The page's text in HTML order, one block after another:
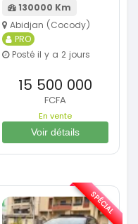
130000 Km
Abidjan (Cocody)
PRO
Posté il y a 2 jours
15 500 000
FCFA
En vente
Voir détails
SPÉCIAL